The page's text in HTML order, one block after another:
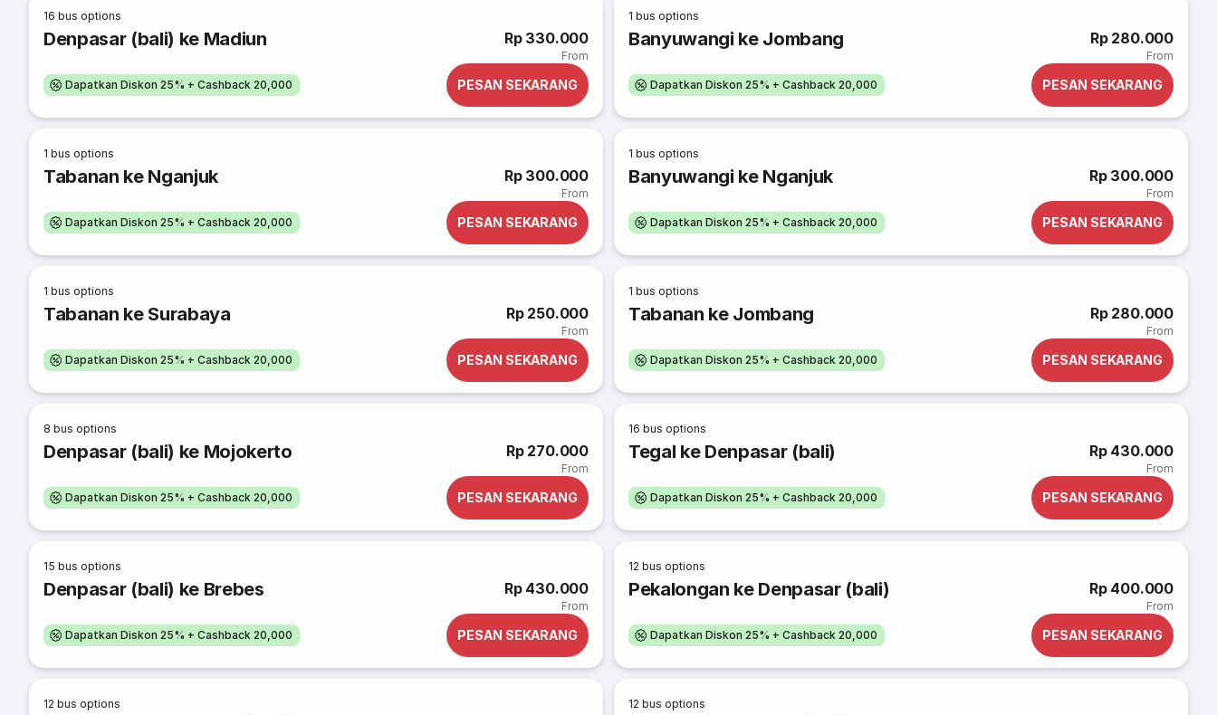
16 bus options
Denpasar (bali) ke Madiun Rp 330.000
From
Dapatkan Diskon 25% + Cashback 20,000 PESAN SEKARANG
1 bus options
Banyuwangi ke Jombang Rp 280.000
From
Dapatkan Diskon 25% + Cashback 20,000 PESAN SEKARANG
1 bus options
Tabanan ke Nganjuk Rp 300.000
From
Dapatkan Diskon 25% + Cashback 20,000 PESAN SEKARANG
1 bus options
Banyuwangi ke Nganjuk Rp 300.000
From
Dapatkan Diskon 25% + Cashback 20,000 PESAN SEKARANG
1 bus options
Tabanan ke Surabaya Rp 250.000
From
Dapatkan Diskon 25% + Cashback 20,000 PESAN SEKARANG
1 bus options
Tabanan ke Jombang Rp 280.000
From
Dapatkan Diskon 25% + Cashback 20,000 PESAN SEKARANG
8 bus options
Denpasar (bali) ke Mojokerto Rp 270.000
From
Dapatkan Diskon 25% + Cashback 20,000 PESAN SEKARANG
16 bus options
Tegal ke Denpasar (bali) Rp 430.000
From
Dapatkan Diskon 25% + Cashback 20,000 PESAN SEKARANG
15 bus options
Denpasar (bali) ke Brebes Rp 430.000
From
Dapatkan Diskon 25% + Cashback 20,000 PESAN SEKARANG
12 bus options
Pekalongan ke Denpasar (bali) Rp 400.000
From
Dapatkan Diskon 25% + Cashback 20,000 PESAN SEKARANG
12 bus options 12 bus options